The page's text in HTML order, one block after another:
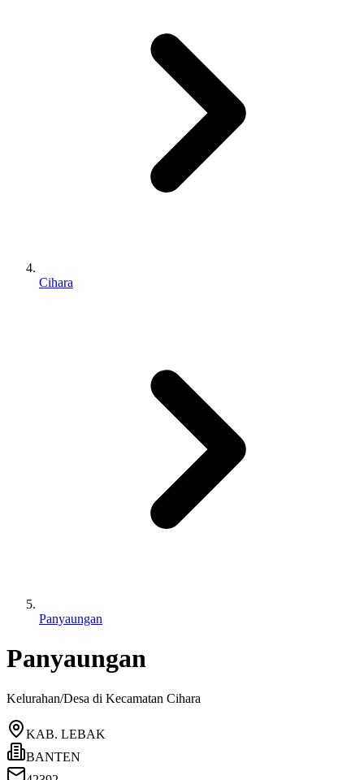
Cihara
Panyaungan
Panyaungan
Kelurahan/Desa di Kecamatan Cihara
KAB. LEBAK
BANTEN